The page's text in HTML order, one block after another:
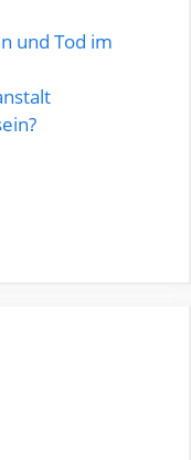
und Tod im